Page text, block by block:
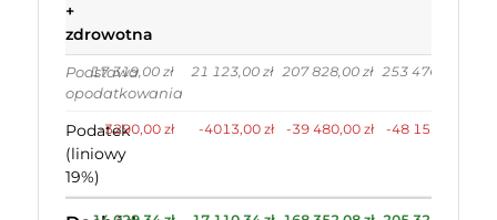
+
zdrowotna
Podstawa
opodatkowania
17 319,00 zł 21 123,00 zł 207 828,00 zł 253 476,00 zł
Podatek
(liniowy
19%)
-3290,00 zł -4013,00 zł -39 480,00 zł -48 156,00 zł